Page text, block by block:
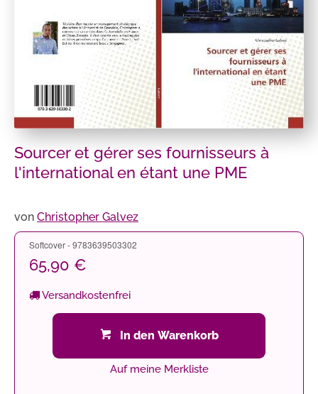
Sourcer et gérer ses fournisseurs à
l'international en étant une PME
von Christopher Galvez
Softcover - 9783639503302
65,90 €
Versandkostenfrei
In den Warenkorb
Auf meine Merkliste